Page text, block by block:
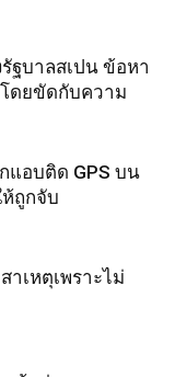
ฐบาลสเปน ข้อหา
ดยขัดกับความ
แอบติด GPS บน
ถูกจับ
เหตุเพราะไม่